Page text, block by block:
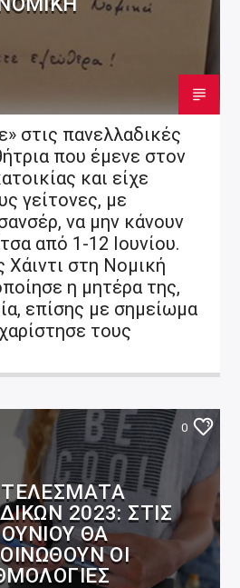
στις πανελλαδικές
που έμενε στον
και είχε
γείτονες, με
να μην κάνουν
από 1-12 Ιουνίου.
Χάιντι στη Νομική
η μητέρα της,
επίσης με σημείωμα
τους
0
2023: ΣΤΙΣ
ΘΑ
ΟΙ